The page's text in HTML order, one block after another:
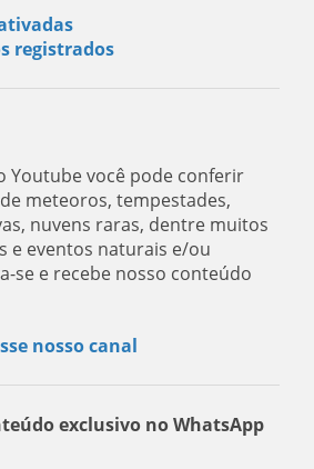
registrados
Youtube você pode conferir
meteoros, tempestades,
nuvens raras, dentre muitos
e eventos naturais e/ou
se e recebe nosso conteúdo
nosso canal
exclusivo no WhatsApp